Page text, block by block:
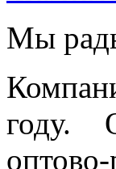
Мы
году.